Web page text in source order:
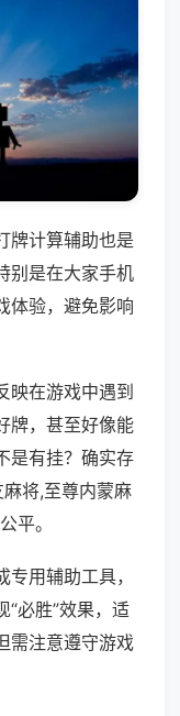
牌计算辅助也是
别是在大家手机
体验，避免影响
映在游戏中遇到
牌，甚至好像能
是有挂？确实存
将,至尊内蒙麻
平。
用辅助工具，
“必胜”效果，适
需注意遵守游戏